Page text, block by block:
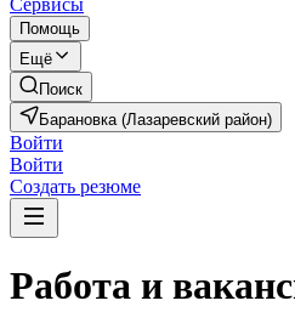
Сервисы
Помощь
Ещё
Поиск
Барановка (Лазаревский район)
Войти
Войти
Создать резюме
Работа и